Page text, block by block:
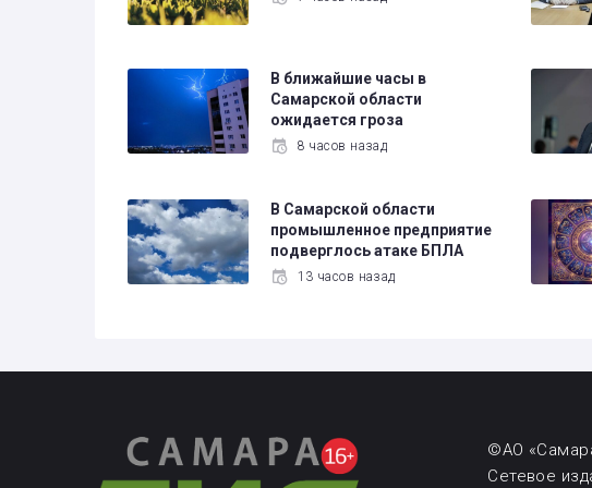
В ближайшие часы в
Самарской области
ожидается гроза
8 часов назад
В Самарской области
промышленное предприятие
подверглось атаке БПЛА
13 часов назад
©АО
Сетевое